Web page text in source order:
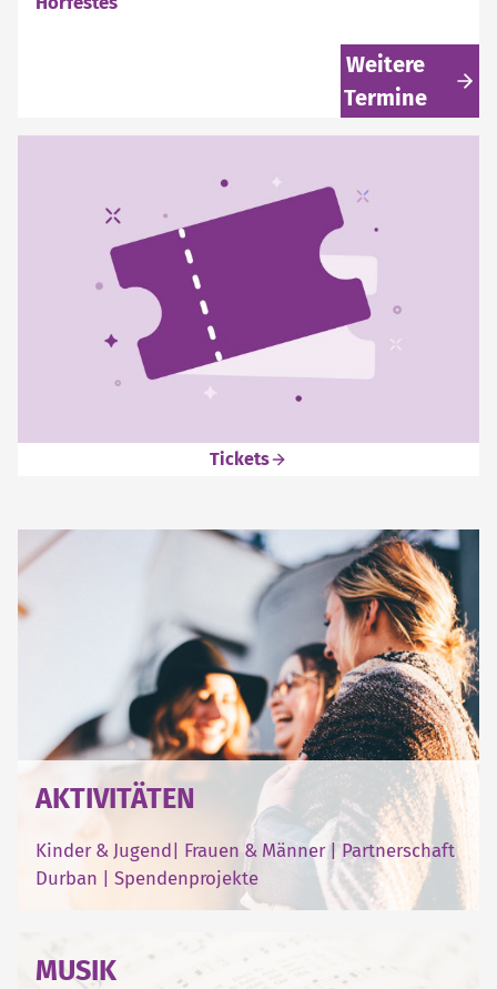
Weitere
Termine
Tickets
AKTIVITÄTEN
Kinder & Jugend| Frauen & Männer| Partnerschaft
Durban | Spendenprojekte
MUSIK